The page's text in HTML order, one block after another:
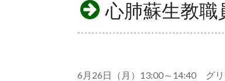
心肺蘇生教職
6月26日（月）13:00～14:40 グ